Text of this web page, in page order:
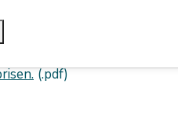
på Wikipedia